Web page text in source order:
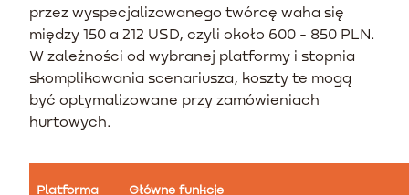
przez wyspecjalizowanego twórcę waha się
między 150 a 212 USD, czyli około 600 - 850 PLN.
W zależności od wybranej platformy i stopnia
skomplikowania scenariusza, koszty te mogą
być optymalizowane przy zamówieniach
hurtowych.
Platforma Główne funkcje